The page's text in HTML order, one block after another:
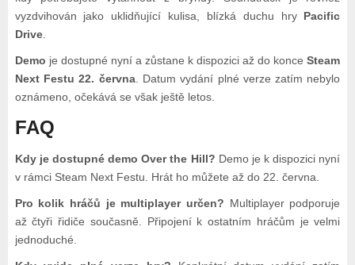
vyzdvihován jako uklidňující kulisa, blízká duchu hry Pacific
Drive.
Demo je dostupné nyní a zůstane k dispozici až do konceSteam
Next Festu 22. června. Datum vydání plné verze zatím nebylo
oznámeno, očekává se však ještě letos.
FAQ
Kdy je dostupné demo Over the Hill? Demo je k dispozici nyní
v rámci Steam Next Festu. Hrát ho můžete až do 22. června.
Pro kolik hráčů je multiplayer určen? Multiplayer podporuje
až čtyři řidiče současně. Připojení k ostatním hráčům je velmi
jednoduché.